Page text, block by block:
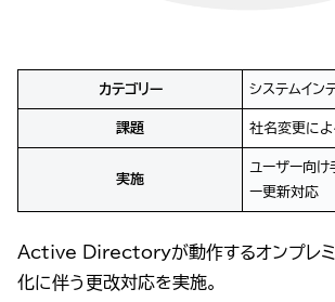
カテゴリー システムイン
課題 社名変更によ
実施
ユーザー向
ー更新対応
Active Directoryが動作するオンプレミ
化に伴う更改対応を実施。